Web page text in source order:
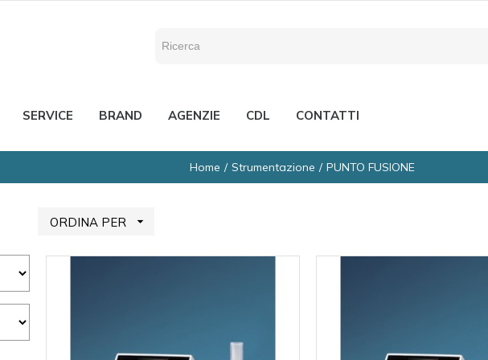
SERVICE BRAND AGENZIE CDL CONTATTI
Home Strumentazione PUNTO FUSIONE
ORDINA PER 